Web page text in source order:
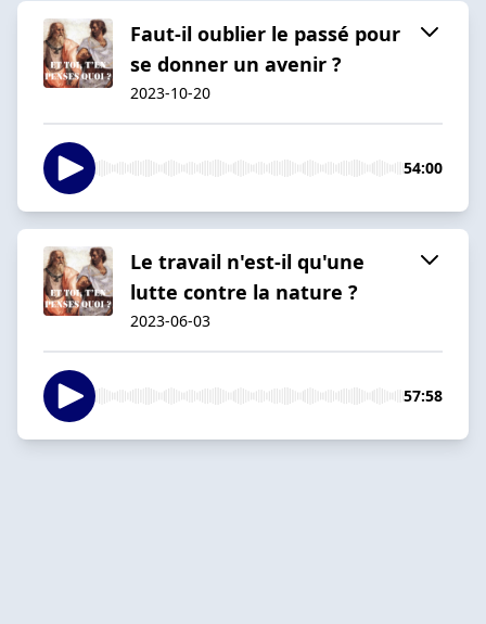
Faut-il oublier le passé pour
se donner un avenir ?
2023-10-20
54:00
Le travail n'est-il qu'une
lutte contre la nature ?
2023-06-03
57:58